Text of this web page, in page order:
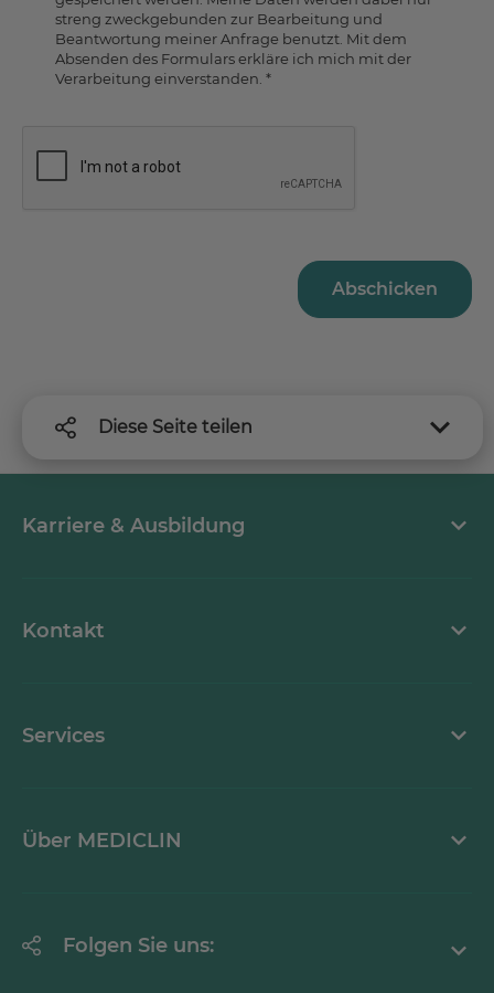
streng zweckgebunden zur Bearbeitung und
Beantwortung meiner Anfrage benutzt. Mit dem
Absenden des Formulars erkläre ich mich mit der
Verarbeitung einverstanden. *
Abschicken
Diese Seite teilen
Karriere & Ausbildung
Kontakt
Services
Über MEDICLIN
Folgen Sie uns: